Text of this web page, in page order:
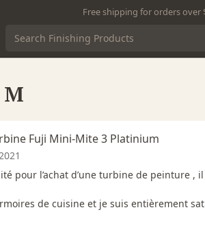
Free shipping for orders over
M
Fuji Mini-Mite 3 Platinium
pour l’achat d’une turbine de peinture ,
de cuisine et je suis entièrement